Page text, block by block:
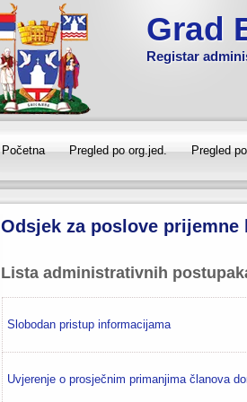
Grad
Registar
Početna Pregled po org.jed. Pregled
Odsjek za poslove
Lista administrativnih
Slobodan pristup informacijama
Uvjerenje o prosječnim primanjima članova